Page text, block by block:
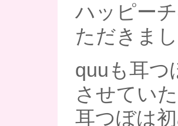
ハッピー
ただきま
quuも耳つ
させてい
耳つぼは